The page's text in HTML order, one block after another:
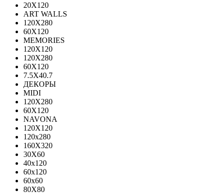
20X120
ART WALLS
120Х280
60Х120
MEMORIES
120X120
120X280
60Х120
7.5X40.7
ДЕКОРЫ
MIDI
120Х280
60Х120
NAVONA
120X120
120x280
160X320
30X60
40x120
60x120
60x60
80X80